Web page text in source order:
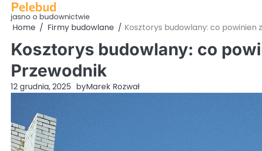
Skip
content
Pelebud
jasno o budownictwie
Home Firmy budowlane Kosztorys budowlany: co powinien
Kosztorys budowlany: co
Przewodnik
12 grudnia, 2025 byMarek Rozwał